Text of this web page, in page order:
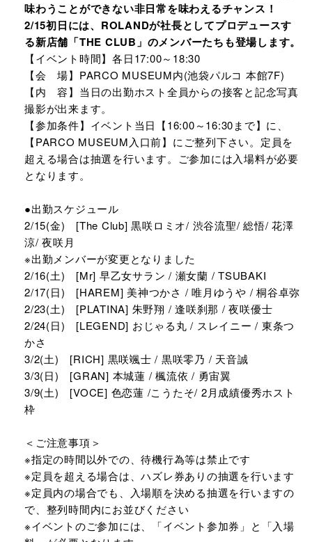
味わうことができない非日常を味わえるチャンス！
2/15初日には、ROLANDが社長としてプロデュースす
る新店舗「THE CLUB」のメンバーたちも登場します。
【イベント時間】各日17:00～18:30
【会 場】PARCO MUSEUM内(池袋パルコ 本館7F)
【内 容】当日の出勤ホスト全員からの接客と記念写真
撮影が出来ます。
【参加条件】イベント当日【16:00～16:30まで】に、
【PARCO MUSEUM入口前】にご整列下さい。定員を
超える場合は抽選を行います。ご参加には入場料が必要
となります。
●出勤スケジュール
2/15(金) [The Club] 黒咲ロミオ/ 渋谷流聖/ 総悟/ 花澤
涼/ 夜咲月
※出勤メンバーが変更となりました
2/16(土) [Mr] 早乙女サラン / 瀬女蘭 / TSUBAKI
2/17(日) [HAREM] 美神つかさ / 唯月ゆうや / 桐谷卓弥
2/23(土) [PLATINA] 朱野翔 / 逢咲刹那 / 夜咲優士
2/24(日) [LEGEND] おじゃる丸 / スレイニー / 東条つ
かさ
3/2(土) [RICH] 黒咲颯士 / 黒咲零乃 / 天音誠
3/3(日) [GRAN] 本城蓮 / 楓流依 / 勇宙翼
3/9(土) [VOCE] 色恋蓮 /こうたそ/ 2月成績優秀ホスト
枠
＜ご注意事項＞
※指定の時間以外での、待機行為等は禁止です
※定員を超える場合は、ハズレ券ありの抽選を行います
※定員内の場合でも、入場順を決める抽選を行いますの
で、整列時間内にお並びください
※イベントのご参加には、「イベント参加券」と「入場